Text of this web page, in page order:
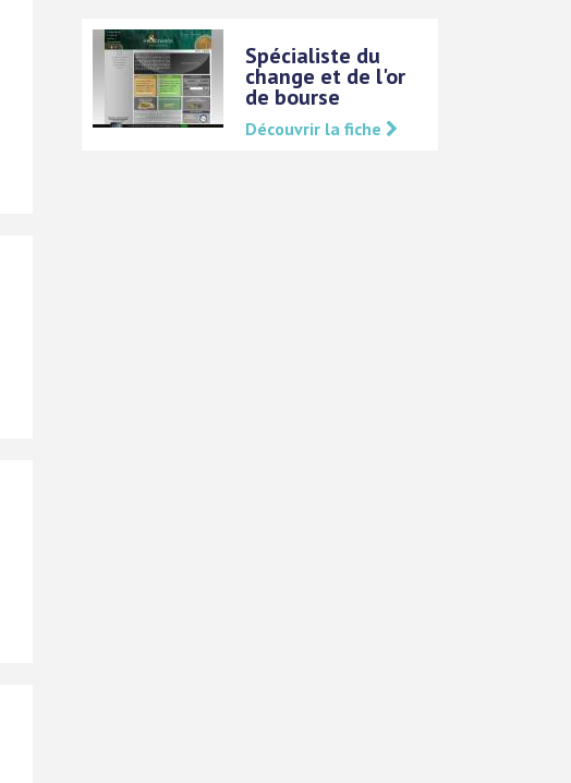
Spécialiste du
change et de l'or
de bourse
Découvrir la fiche